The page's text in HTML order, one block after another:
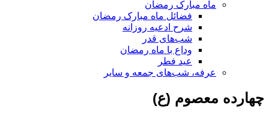
ماه مبارک رمضان
فضائل ماه مبارک رمضان
شرح ادعیه روزانه
شب‌های قدر
وداع با ماه رمضان
عید فطر
عرفه، شب‌های جمعه و سایر
چهارده معصوم (ع)